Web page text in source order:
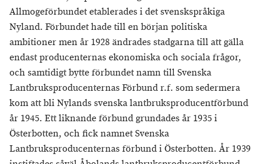
Allmogeförbundet etablerades i det svenskspråkiga
Nyland. Förbundet hade till en början politiska
ambitioner men år 1928 ändrades stadgarna till att gälla
endast producenternas ekonomiska och sociala frågor,
och samtidigt bytte förbundet namn till Svenska
Lantbruksproducenternas Förbund r.f. som sedermera
kom att bli Nylands svenska lantbruksproducentförbund
år 1945. Ett liknande förbund grundades år 1935 i
Österbotten, och fick namnet Svenska
Lantbruksproducenternas förbund i Österbotten. År 1939